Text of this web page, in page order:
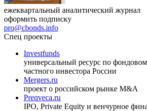
ежеквартальный аналитический журнал
оформить подписку
pro@cbonds.info
Спец проекты
Investfunds
универсальный ресурс по
частного инвестора России
Mergers.ru
проект о российском рынке M&A
Preqveca.ru
IPO, Private Equity и венчурное